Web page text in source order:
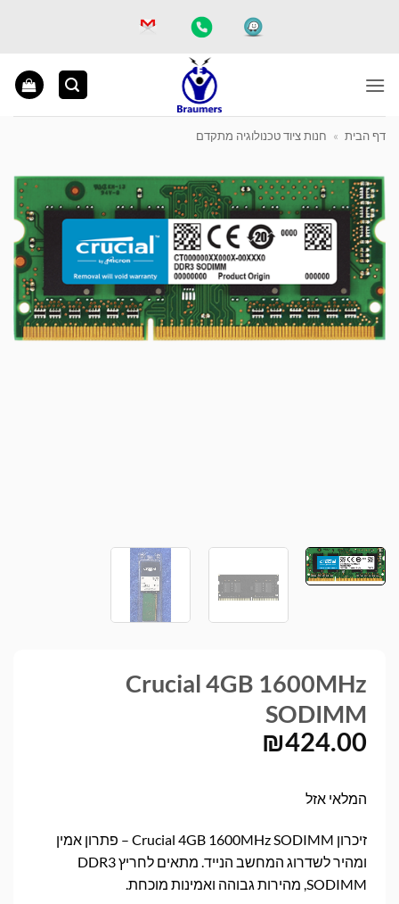
דף הבית » חנות ציוד טכנולוגיה מתקדם
Crucial 4GB 1600MHz
SODIMM
₪424.00
המלאי אזל
זיכרון Crucial 4GB 1600MHz SODIMM – פתרון אמין
ומהיר לשדרוג המחשב הנייד. מתאים לחריץ DDR3
SODIMM, מהירות גבוהה ואמינות מוכחת.